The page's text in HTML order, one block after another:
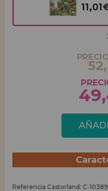
Referencia Castorland: C-